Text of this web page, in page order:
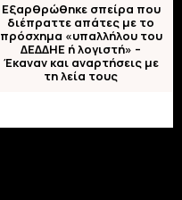
Εξαρθρώθηκε σπείρα που
διέπραττε απάτες με το
πρόσχημα «υπαλλήλου του
ΔΕΔΔΗΕ ή λογιστή» –
Έκαναν και αναρτήσεις με
τη λεία τους